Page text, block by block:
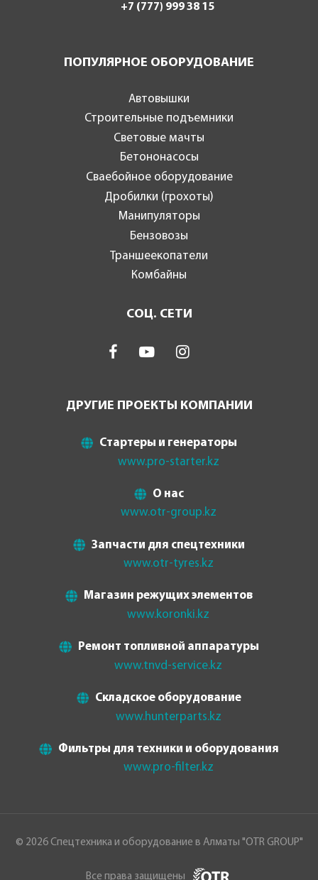
+7 (777) 999 38 15
ПОПУЛЯРНОЕ ОБОРУДОВАНИЕ
Автовышки
Строительные подъемники
Световые мачты
Бетононасосы
Сваебойное оборудование
Дробилки (грохоты)
Манипуляторы
Бензовозы
Траншеекопатели
Комбайны
СОЦ. СЕТИ
ДРУГИЕ ПРОЕКТЫ КОМПАНИИ
Стартеры и генераторы
www.pro-starter.kz
О нас
www.otr-group.kz
Запчасти для спецтехники
www.otr-tyres.kz
Магазин режущих элементов
www.koronki.kz
Ремонт топливной аппаратуры
www.tnvd-service.kz
Складское оборудование
www.hunterparts.kz
Фильтры для техники и оборудования
www.pro-filter.kz
© 2026 Спецтехника и оборудование в Алматы "OTR GROUP"
Все права защищены